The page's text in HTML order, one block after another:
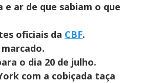
ar de que sabiam o que
oficiais da CBF.
o dia 20 de julho.
com a cobiçada taça